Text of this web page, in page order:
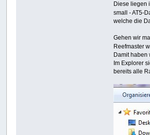
Diese liegen
small - AT5-
welche die
Gehen wir
Reefmaster
Damit haben
Im Explorer
bereits alle